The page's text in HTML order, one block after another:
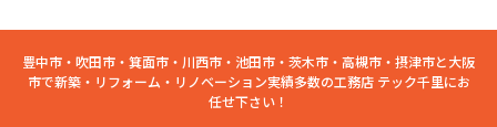
豊中市・吹田市・箕面市・川西市・池田市・茨木市・高槻市・摂津市と大阪
市で新築・リフォーム・リノベーション実績多数の工務店 テック千里にお
任せ下さい！